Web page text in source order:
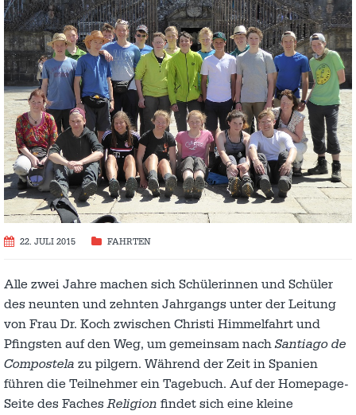
22. JULI 2015 FAHRTEN
Alle zwei Jahre machen sich Schülerinnen und Schüler
des neunten und zehnten Jahrgangs unter der Leitung
von Frau Dr. Koch zwischen Christi Himmelfahrt und
Pfingsten auf den Weg, um gemeinsam nachSantiago de
Compostela zu pilgern. Während der Zeit in Spanien
führen die Teilnehmer ein Tagebuch. Auf der Homepage-
Seite des FachesReligion findet sich eine kleine